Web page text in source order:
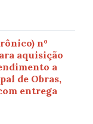
nº
aquisição
a
de Obras,
entrega